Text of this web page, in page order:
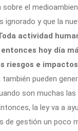
el
ignorado y que la
actividad
hoy día
riesgos e
también pueden
son muchas las
la ley va a
de gestión un poco